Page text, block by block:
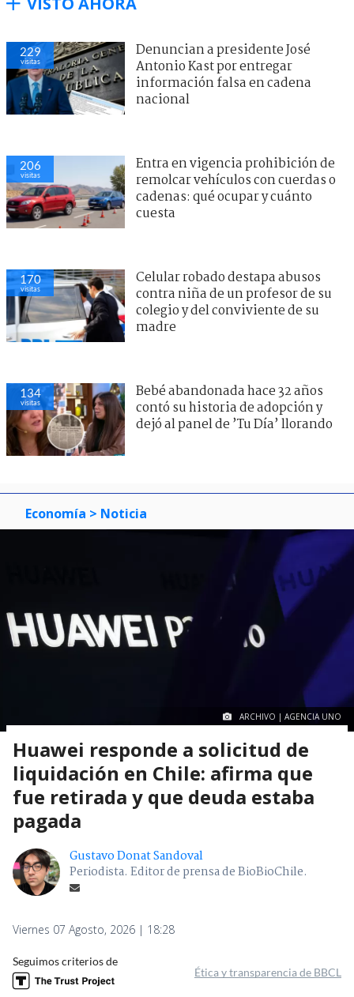
229
visitas
Denuncian a presidente José
Antonio Kast por entregar
información falsa en cadena
nacional
206
visitas
Entra en vigencia prohibición de
remolcar vehículos con cuerdas o
cadenas: qué ocupar y cuánto
cuesta
170
visitas
Celular robado destapa abusos
contra niña de un profesor de su
colegio y del conviviente de su
madre
134
visitas
Bebé abandonada hace 32 años
contó su historia de adopción y
dejó al panel de ’Tu Día’ llorando
Economía > Noticia
ARCHIVO | AGENCIA UNO
Huawei responde a solicitud de
liquidación en Chile: afirma que
fue retirada y que deuda estaba
pagada
Gustavo Donat Sandoval
Periodista. Editor de prensa de BioBioChile.
Viernes 07 Agosto, 2026 | 18:28
Seguimos criterios de
Ética y transparencia de BBCL